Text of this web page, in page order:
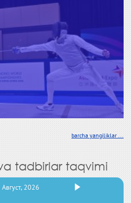
barcha yangiliklar ...
tadbirlar taqvimi
Август, 2026